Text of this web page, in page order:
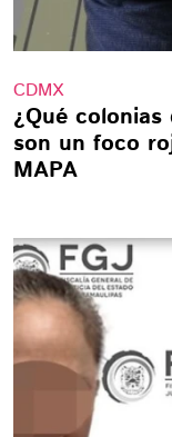
CDMX
¿Qué
son un foco
MAPA